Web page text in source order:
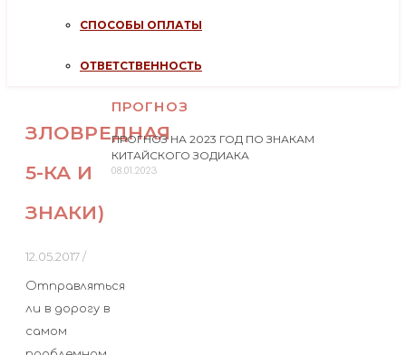
СПОСОБЫ ОПЛАТЫ
ОТВЕТСТВЕННОСТЬ
ЗЛОВРЕДНАЯ
5-КА И
ЗНАКИ)
12.05.2017/
Отправляться
ли в дорогу в
самом
ПРОГНОЗ
ПРОГНОЗ НА 2023 ГОД ПО ЗНАКАМ
КИТАЙСКОГО ЗОДИАКА
08.01.2023